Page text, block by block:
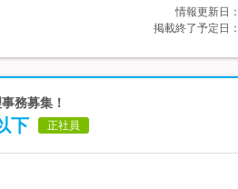
情報更新日：
掲載終了予定日：
務募集！
下 正社員